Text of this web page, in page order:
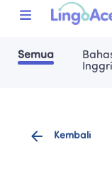
Semua
Kembali